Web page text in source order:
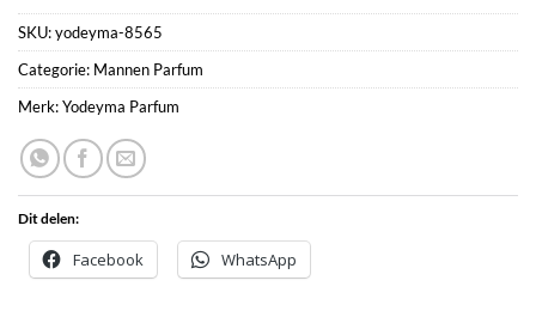
SKU:yodeyma-8565
Categorie: Mannen Parfum
Merk:Yodeyma Parfum
Dit delen:
Facebook WhatsApp